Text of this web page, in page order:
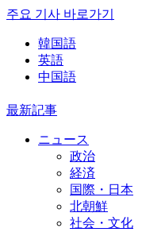
주요 기사 바로가기
韓国語
英語
中国語
最新記事
ニュース
政治
経済
国際・日本
北朝鮮
社会・文化